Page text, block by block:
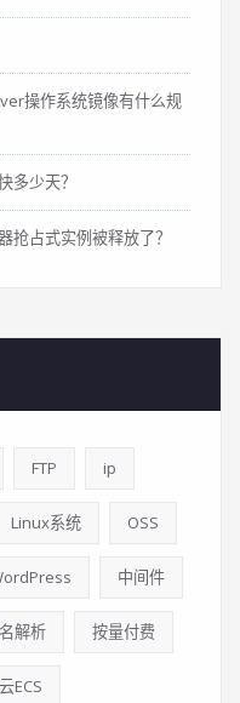
操作系统镜像有什么规
多少天？
抢占式实例被释放了？
FTP ip
Linux系统 OSS
中间件
解析 按量付费
ECS